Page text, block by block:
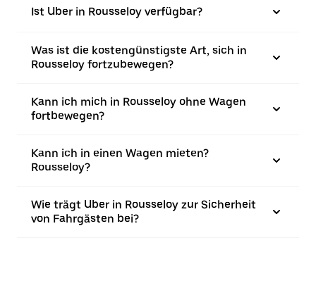
Ist Uber in Rousseloy verfügbar?
Was ist die kostengünstigste Art, sich in
Rousseloy fortzubewegen?
Kann ich mich in Rousseloy ohne Wagen
fortbewegen?
Kann ich in einen Wagen mieten?
Rousseloy?
Wie trägt Uber in Rousseloy zur Sicherheit
von Fahrgästen bei?